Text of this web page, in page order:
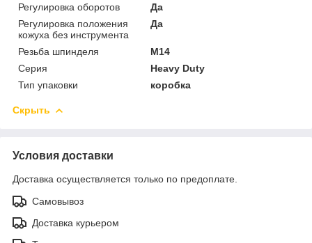
Регулировка оборотов
Да
Регулировка положения
кожуха без инструмента
Да
Резьба шпинделя
M14
Серия
Heavy Duty
Тип упаковки
коробка
Скрыть
Условия доставки
Доставка осуществляется только по предоплате.
Самовывоз
Доставка курьером